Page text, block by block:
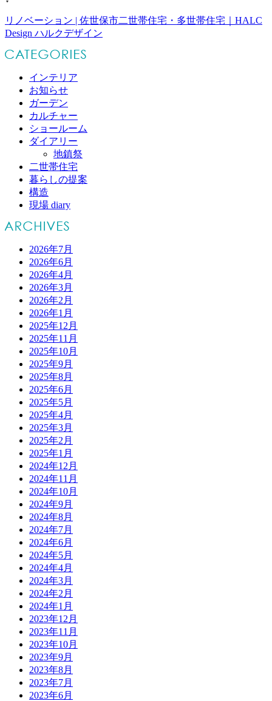
リノベーション | 佐世保市二世帯住宅・多世帯住宅｜HALC
Design ハルクデザイン
インテリア
お知らせ
ガーデン
カルチャー
ショールーム
ダイアリー
地鎮祭
二世帯住宅
暮らしの提案
構造
現場 diary
2026年7月
2026年6月
2026年4月
2026年3月
2026年2月
2026年1月
2025年12月
2025年11月
2025年10月
2025年9月
2025年8月
2025年6月
2025年5月
2025年4月
2025年3月
2025年2月
2025年1月
2024年12月
2024年11月
2024年10月
2024年9月
2024年8月
2024年7月
2024年6月
2024年5月
2024年4月
2024年3月
2024年2月
2024年1月
2023年12月
2023年11月
2023年10月
2023年9月
2023年8月
2023年7月
2023年6月